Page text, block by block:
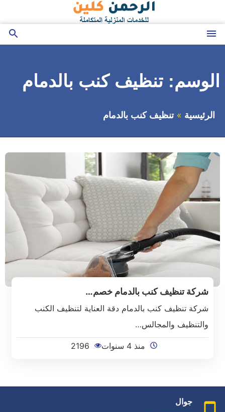
إلى
القائمة
بحث
الوسم: تنظيف كنب بالدمام
الرئيسية تنظيف كنب بالدمام
شركة تنظيف كنب بالدمام خصم…
شركة تنظيف كنب بالدمام دقة العناية لتنظيف الكنب
والتنظيف والمجالس…
منذ 4 سنوات 2196
جوال